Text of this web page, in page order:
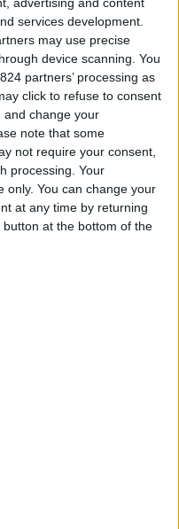
services development.
may use precise
device scanning. You
partners’ processing as
click to refuse to consent
and change your
note that some
not require your consent,
processing. Your
only. You can change your
at any time by returning
at the bottom of the
una casa di
e ricca di affetti,
a trattenerti
di te? Cosa ti ha
in Australia?
mi hanno portato
di ciò che
che realmente
Di quelli che